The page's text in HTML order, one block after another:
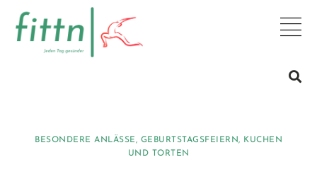
BESONDERE ANLÄSSE, GEBURTSTAGSFEIERN, KUCHEN
UND TORTEN